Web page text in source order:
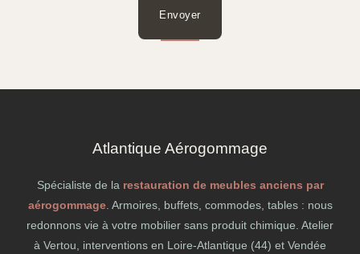
Envoyer
Atlantique Aérogommage
Spécialiste de la restauration de meubles anciens par
aérogommage. Armoires, buffets, commodes, tables : nous
redonnons vie à votre mobilier sans produit chimique. Atelier
à Vertou, interventions en Loire-Atlantique (44) et Vendée